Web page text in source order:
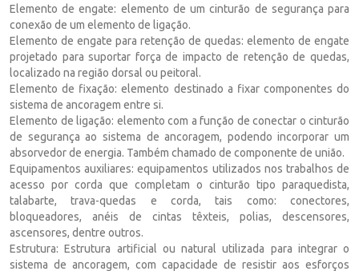
Elemento de engate: elemento de um cinturão de segurança para
conexão de um elemento de ligação.
Elemento de engate para retenção de quedas: elemento de engate
projetado para suportar força de impacto de retenção de quedas,
localizado na região dorsal ou peitoral.
Elemento de fixação: elemento destinado a fixar componentes do
sistema de ancoragem entre si.
Elemento de ligação: elemento com a função de conectar o cinturão
de segurança ao sistema de ancoragem, podendo incorporar um
absorvedor de energia. Também chamado de componente de união.
Equipamentos auxiliares: equipamentos utilizados nos trabalhos de
acesso por corda que completam o cinturão tipo paraquedista,
talabarte, trava-quedas e corda, tais como: conectores,
bloqueadores, anéis de cintas têxteis, polias, descensores,
ascensores, dentre outros.
Estrutura: Estrutura artificial ou natural utilizada para integrar o
sistema de ancoragem, com capacidade de resistir aos esforços